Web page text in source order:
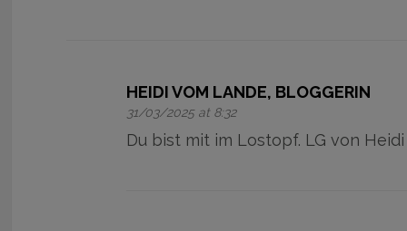
HEIDI VOM LANDE, BLOGGERIN
31/03/2025 at 8:32
Du bist mit im Lostopf. LG von Heidi